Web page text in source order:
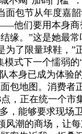
包节从年度嘉
他们要用本身
。”这是她最
了限量球鞋，
式下一个懦弱
本身已成为体
包地图。消费
正在统一个
，能够要求现
潮的商场，让